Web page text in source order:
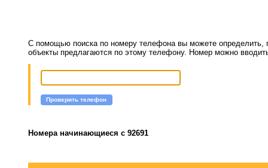
С помощью поиска по номеру телефона вы можете определить,
объекты предлагаются по этому телефону. Номер можно
Проверить телефон
Номера начинающиеся с 92691